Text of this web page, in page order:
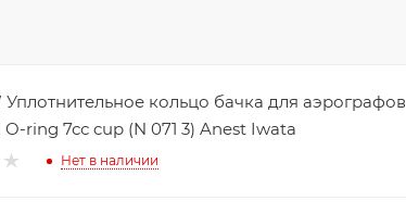
Уплотнительное кольцо бачка для аэрографов
O-ring 7сс cup (N 071 3) Anest Iwata
Нет в наличии